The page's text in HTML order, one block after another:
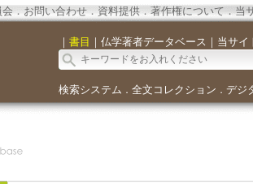
会． お問い合わせ． 資料提供．著作権について．当
｜ 書目 ｜ 仏学著者データベース ｜ 当サイ
検索システム ． 全文コレクション ． デジ